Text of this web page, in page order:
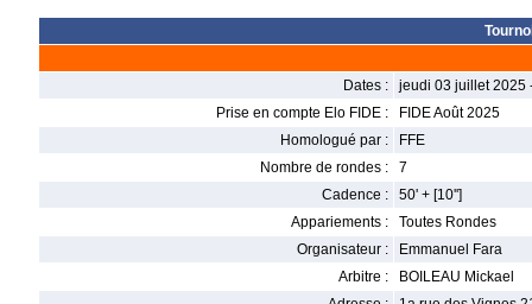
Dates :
jeudi 03 juillet 2025
Prise en compte Elo FIDE :
FIDE Août 2025
Homologué par :
FFE
Nombre de rondes :
7
Cadence :
50' + [10'']
Appariements :
Toutes Rondes
Organisateur :
Emmanuel Fara
Arbitre :
BOILEAU Mickael